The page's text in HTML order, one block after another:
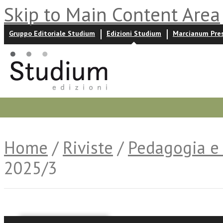
Skip to Main Content Area
Gruppo Editoriale Studium Edizioni Studium Marcianum
Home / Riviste / Pedagogia
2025/3